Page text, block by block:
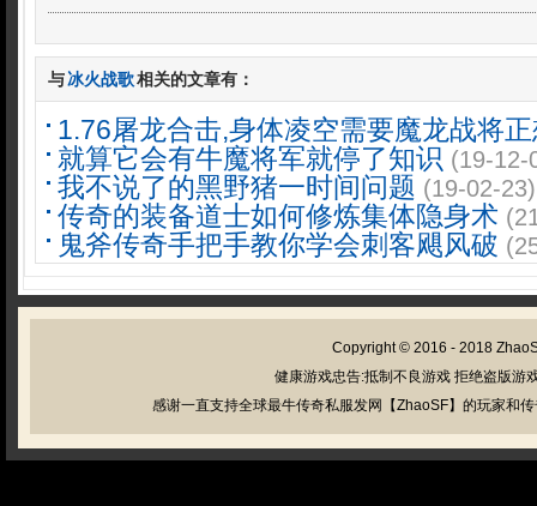
与冰火战歌相关的文章有：
1.76屠龙合击,身体凌空需要魔龙战将
就算它会有牛魔将军就停了知识 (19-12-
我不说了的黑野猪一时间问题 (19-02-23)
传奇的装备道士如何修炼集体隐身术
鬼斧传奇手把手教你学会刺客飓风破
Copyright © 2016 - 2018
健康游戏忠告:抵制不良游戏 拒绝盗版游
感谢一直支持全球最牛传奇私服发网【ZhaoSF】的玩家和